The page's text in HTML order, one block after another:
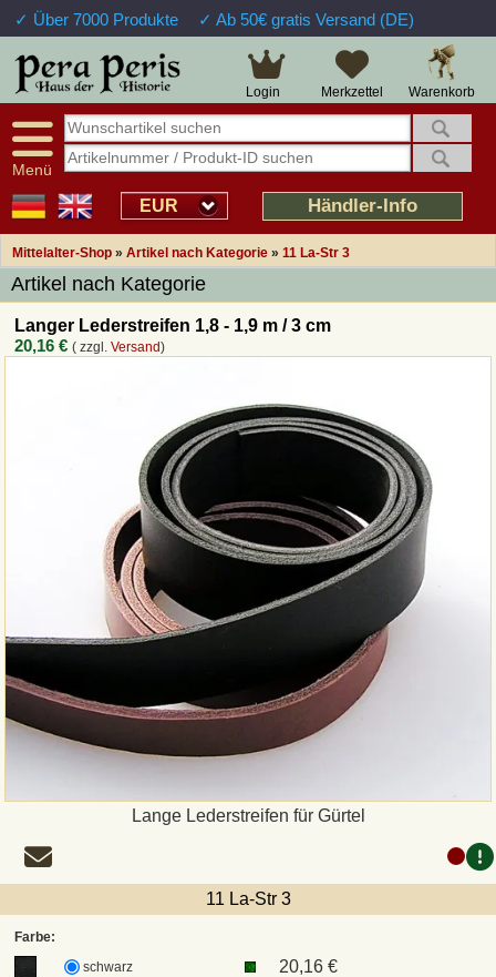
✓ Über 7000 Produkte ✓ Ab 50€ gratis Versand (DE)
Warenkorb
Merkzettel
Login
Menü
EUR Händler-Info
Mittelalter-Shop » Artikel nach Kategorie » 11 La-Str 3
Artikel nach Kategorie
Langer Lederstreifen 1,8 - 1,9 m / 3 cm
20,16 € ( zzgl.Versand)
Lange Lederstreifen für Gürtel
11 La-Str 3
Farbe:
schwarz
20,16 €